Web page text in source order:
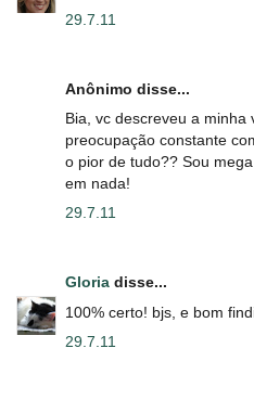
29.7.11
Anônimo disse...
Bia, vc descreveu a minha
preocupação constante
o pior de tudo?? Sou
em nada!
29.7.11
Gloria disse...
100% certo! bjs, e bom
29.7.11